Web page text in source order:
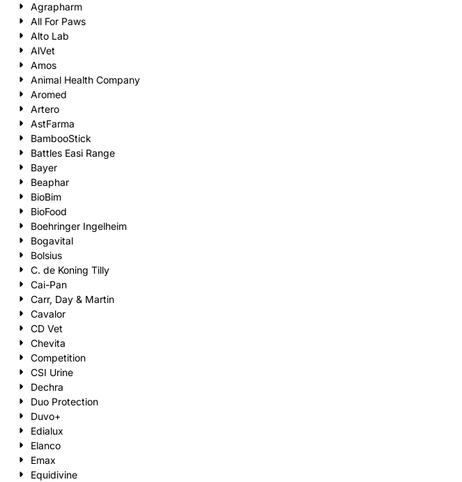
Agrapharm
All For Paws
Alto Lab
AlVet
Amos
Animal Health Company
Aromed
Artero
AstFarma
BambooStick
Battles Easi Range
Bayer
Beaphar
BioBim
BioFood
Boehringer Ingelheim
Bogavital
Bolsius
C. de Koning Tilly
Cai-Pan
Carr, Day & Martin
Cavalor
CD Vet
Chevita
Competition
CSI Urine
Dechra
Duo Protection
Duvo+
Edialux
Elanco
Emax
Equidivine